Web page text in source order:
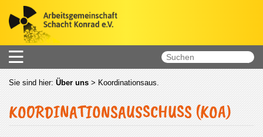
Sie sind hier: Über uns > Koordinationsaus.
KOORDINATIONSAUSSCHUSS (KOA)